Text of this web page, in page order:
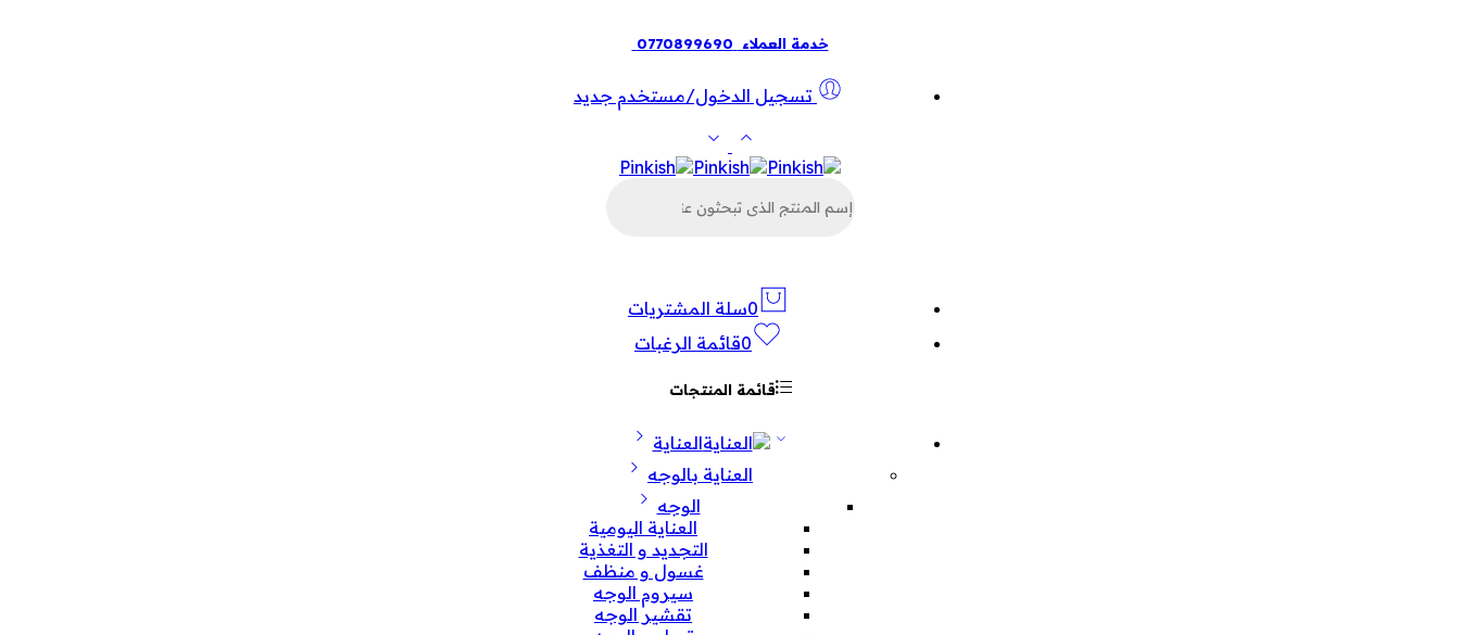
خدمة العملاء 0770899690
تسجيل الدخول/مستخدم جديد
عن
0سلة المشتريات
0قائمة الرغبات
قائمة المنتجات
العناية
العناية بالوجه
الوجه
العناية اليومية
التجديد و التغذية
غسول و منظف
سيروم الوجه
تقشير الوجه